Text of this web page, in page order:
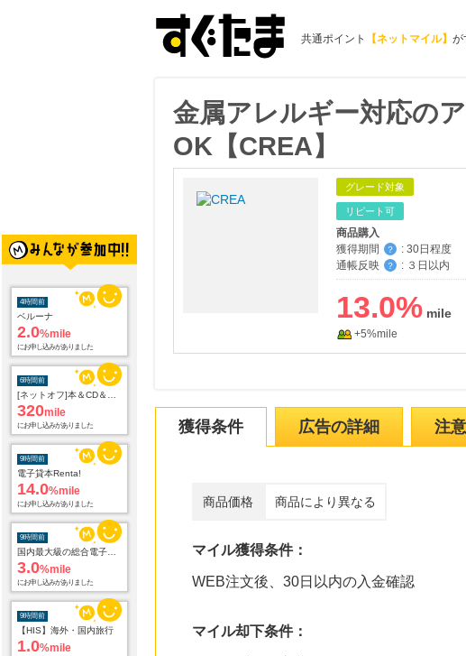
共通ポイント 【ネットマイル】 が
4時間前
ベルーナ
2.0%mile
にお申し込みがありました
6時間前
320mile
にお申し込みがありました
9時間前
電子貸本Renta!
14.0%mile
にお申し込みがありました
9時間前
3.0%mile
にお申し込みがありました
9時間前
【HIS】海外・国内旅行
1.0%mile
金属アレルギー対応の
OK【CREA】
グレード対象
リピート可
商品購入
獲得期間
？ : 30日程度
通帳反映
？ : ３日以内
13.0%
+5%mile
獲得条件 広告の詳細 注
商品価格 商品により異なる
マイル獲得条件：
WEB注文後、30日以内の入金確認
マイル却下条件：